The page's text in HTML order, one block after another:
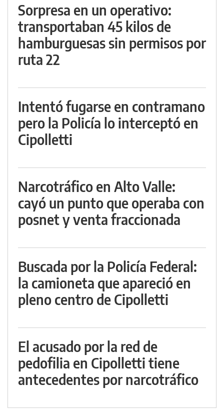
Sorpresa en un operativo:
transportaban 45 kilos de
hamburguesas sin permisos por
ruta 22
Intentó fugarse en contramano
pero la Policía lo interceptó en
Cipolletti
Narcotráfico en Alto Valle:
cayó un punto que operaba con
posnet y venta fraccionada
Buscada por la Policía Federal:
la camioneta que apareció en
pleno centro de Cipolletti
El acusado por la red de
pedofilia en Cipolletti tiene
antecedentes por narcotráfico